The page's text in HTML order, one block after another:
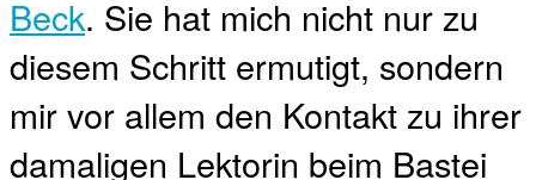
Beck. Sie hat mich nicht nur zu
diesem Schritt ermutigt, sondern
mir vor allem den Kontakt zu ihrer
damaligen Lektorin beim Bastei